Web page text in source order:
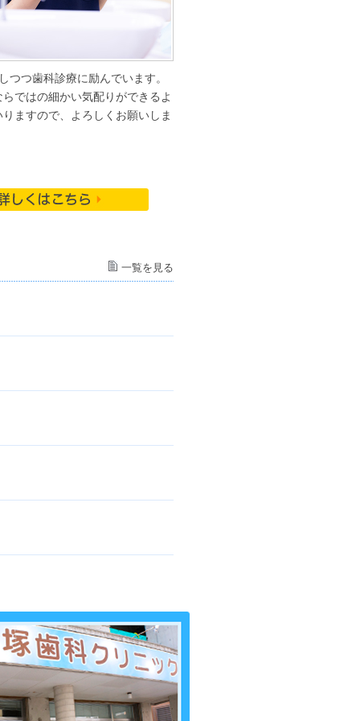
つつ歯科診療に励んでいます。
ではの細かい気配りができるよ
ますので、よろしくお願いしま
一覧を見る